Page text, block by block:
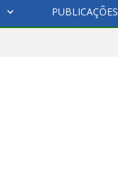
PUBLICAÇÕES